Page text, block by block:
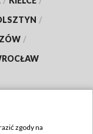
/
/
zgody na